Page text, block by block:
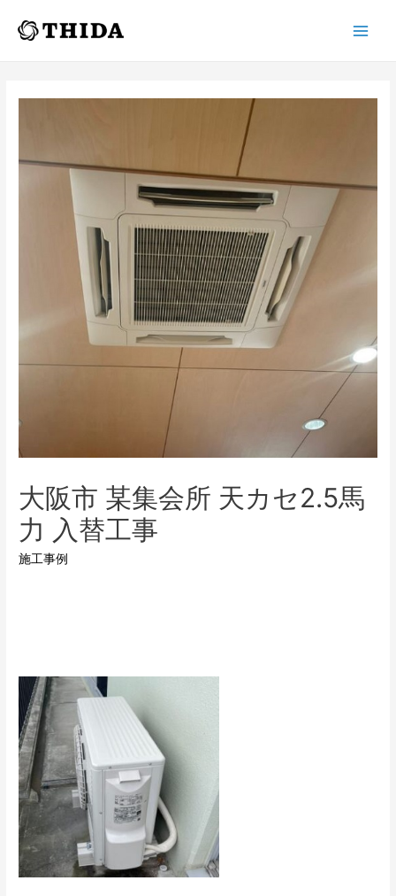
大阪市 某集会所 天カセ2.5馬
力 入替工事
施工事例